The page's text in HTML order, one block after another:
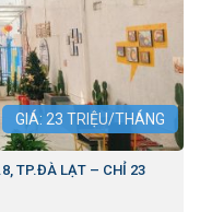
GIÁ: 23 TRIỆU/THÁNG
TP.ĐÀ LẠT – CHỈ 23